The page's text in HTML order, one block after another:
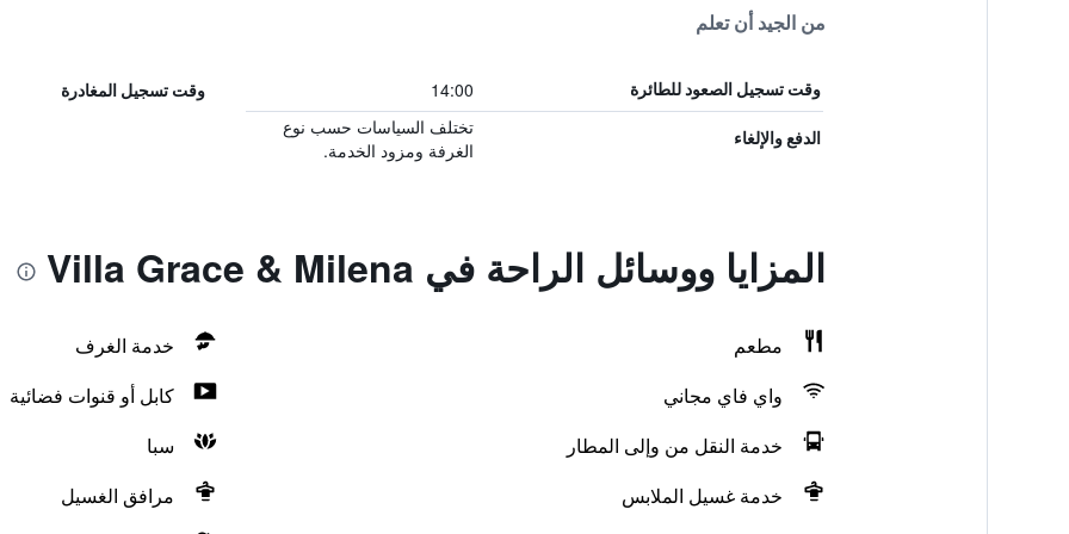
من الجيد أن تعلم
وقت تسجيل الصعود للطائرة 14:00 وقت تسجيل المغادرة
الدفع والإلغاء
تختلف السياسات حسب نوع
الغرفة ومزود الخدمة.
المزايا ووسائل الراحة في Villa Grace & Milena
مطعم
خدمة الغرف
واي فاي مجاني
كابل أو قنوات فضائية
خدمة النقل من وإلى المطار
سبا
خدمة غسيل الملابس
مرافق الغسيل